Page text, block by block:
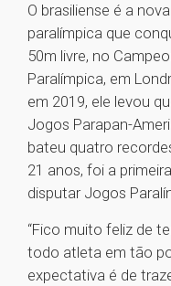
O brasiliense é a
paralímpica que
50m livre, no
Paralímpica, em
em 2019, ele levou
Jogos Parapan-
bateu quatro
21 anos, foi a
disputar Jogos
“Fico muito feliz de
todo atleta em tão
expectativa é de